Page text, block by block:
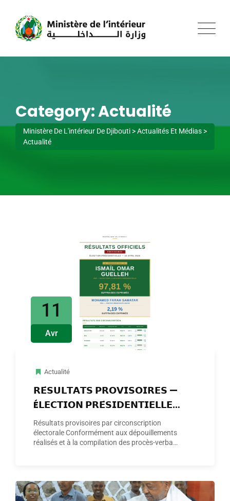
content
Category: Actualité
Ministère De L'intérieur De Djibouti >Actualités Et Médias >
Actualité
11
Avr
Actualité
𝗥𝗘́𝗦𝗨𝗟𝗧𝗔𝗧𝗦 𝗣𝗥𝗢𝗩𝗜𝗦𝗢𝗜𝗥𝗘𝗦 —
É𝗟𝗘𝗖𝗧𝗜𝗢𝗡 𝗣𝗥𝗘́𝗦𝗜𝗗𝗘𝗡𝗧𝗜𝗘𝗟𝗟𝗘
𝟭𝟬 𝗔𝗩𝗥𝗜𝗟 𝟮𝟬𝟮𝟲
Résultats provisoires par circonscription
électorale Conformément aux dépouillements
réalisés et à la compilation des procès-verbaux